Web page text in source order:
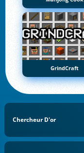
GrindCraft
Chercheur D'or